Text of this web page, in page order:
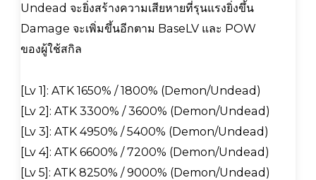
Undead จะยิ่งสร้างความเสียหายที่รุนแรงยิ่งขึ้น
Damage จะเพิ่มขึ้นอีกตาม BaseLV และ POW
ของผู้ใช้สกิล
[Lv 1]: ATK 1650% / 1800% (Demon/Undead)
[Lv 2]: ATK 3300% / 3600% (Demon/Undead)
[Lv 3]: ATK 4950% / 5400% (Demon/Undead)
[Lv 4]: ATK 6600% / 7200% (Demon/Undead)
[Lv 5]: ATK 8250% / 9000% (Demon/Undead)